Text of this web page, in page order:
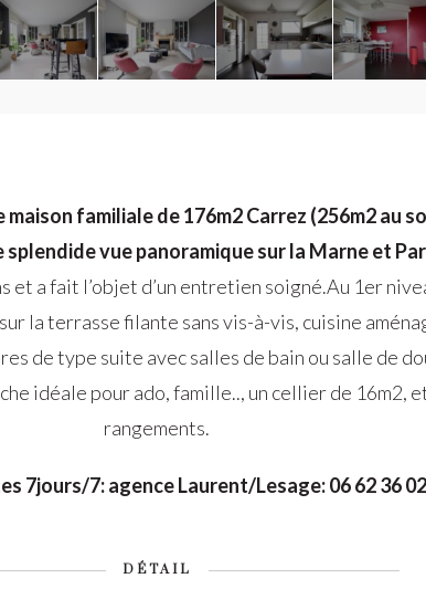
familiale de 176m2 Carrez (256m2 au
vue panoramique sur la Marne et
et a fait l’objet d’un entretien soigné.Au 1er
la terrasse filante sans vis-à-vis, cuisine
de type suite avec salles de bain ou salle de
idéale pour ado, famille.., un cellier de 16m2,
rangements.
7jours/7: agence Laurent/Lesage: 06 62 36
DÉTAIL